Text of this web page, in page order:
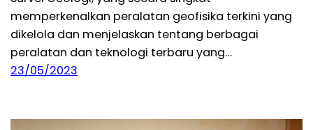
memperkenalkan peralatan geofisika terkini yang
dikelola dan menjelaskan tentang berbagai
peralatan dan teknologi terbaru yang…
23/05/2023